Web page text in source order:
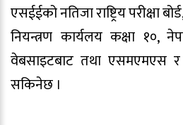
एसईईको नतिजा राष्ट्रिय परीक्षा बोर्ड,
नियन्त्रण कार्यलय कक्षा १०,
वेबसाइटबाट तथा एसमएमएस
सकिनेछ ।